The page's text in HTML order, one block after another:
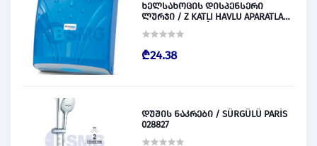
ხელსახოცის დისპენსერი
ლურჯი / Z KATLI HAVLU APARATLARI
₾24.38
დუშის ნაკრები / SÜRGÜLÜ PARİS
028827